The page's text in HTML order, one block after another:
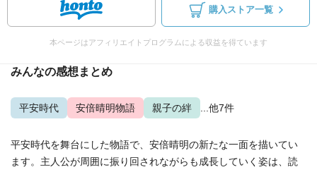
購入ストア一覧
本ページはアフィリエイトプログラムによる収益を得ています
みんなの感想まとめ
平安時代 安倍晴明物語 親子の絆 ...他7件
平安時代を舞台にした物語で、安倍晴明の新たな一面を描いてい
ます。主人公が周囲に振り回されながらも成長していく姿は、読